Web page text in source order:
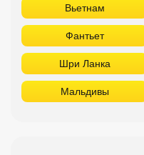
Вьетнам
Фантьет
Шри Ланка
Мальдивы